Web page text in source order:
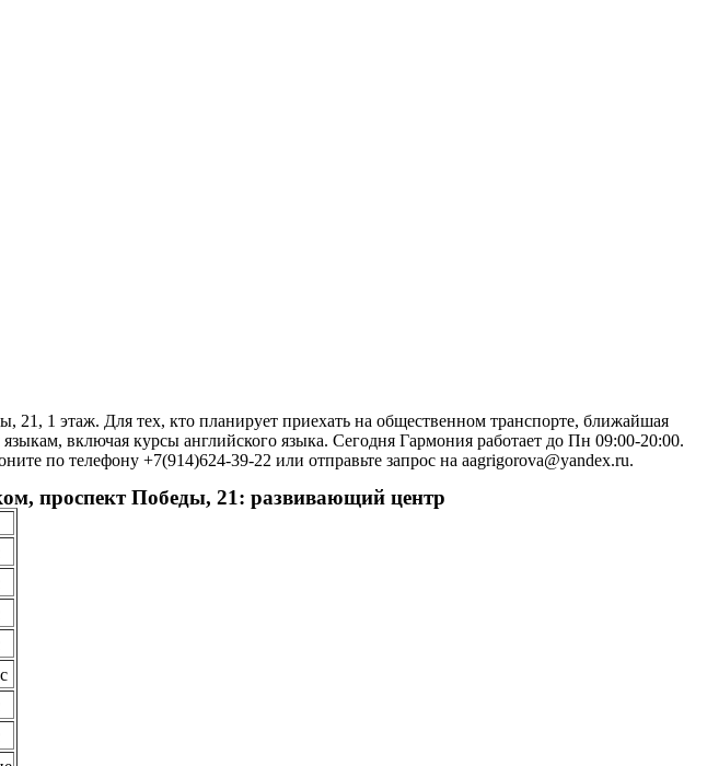
1 этаж. Для тех, кто планирует приехать на общественном транспорте, ближайшая
включая курсы английского языка. Сегодня Гармония работает до Пн 09:00-20:00.
по телефону +7(914)624-39-22 или отправьте запрос на aagrigorova@yandex.ru.
проспект Победы, 21: развивающий центр